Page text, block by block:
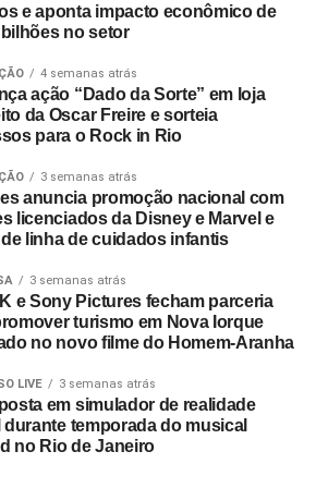
inteligência de mercado
discussões globais, a EAÍ?!
ESG diretamente à esteira
Por meio de uma parceria
Invisível (certificada pelo
ONU), a agência tornou-se a
a gestão de excedentes
de seus eventos.
ocorreu em um evento do Banco
integral de 122,9 kg
correta resultou na oferta de
em vulnerabilidade social e
kg de CO₂ na atmosfera. Hoje,
de excedentes gera
e auditáveis para o portfólio de
e aponta impacto econômico de
bilhões no setor
4 semanas atrás
ação “Dado da Sorte” em loja
da Oscar Freire e sorteia
para o Rock in Rio
3 semanas atrás
anuncia promoção nacional com
licenciados da Disney e Marvel e
linha de cuidados infantis
3 semanas atrás
e Sony Pictures fecham parceria
turismo em Nova Iorque
no novo filme do Homem-Aranha
LIVE 3 semanas atrás
em simulador de realidade
durante temporada do musical
no Rio de Janeiro